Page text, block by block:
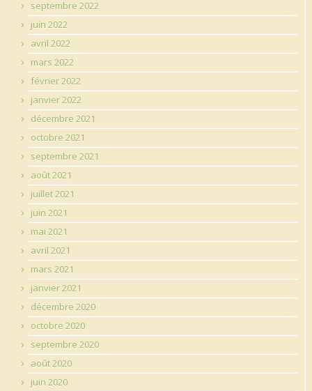
septembre 2022
juin 2022
avril 2022
mars 2022
février 2022
janvier 2022
décembre 2021
octobre 2021
septembre 2021
août 2021
juillet 2021
juin 2021
mai 2021
avril 2021
mars 2021
janvier 2021
décembre 2020
octobre 2020
septembre 2020
août 2020
juin 2020